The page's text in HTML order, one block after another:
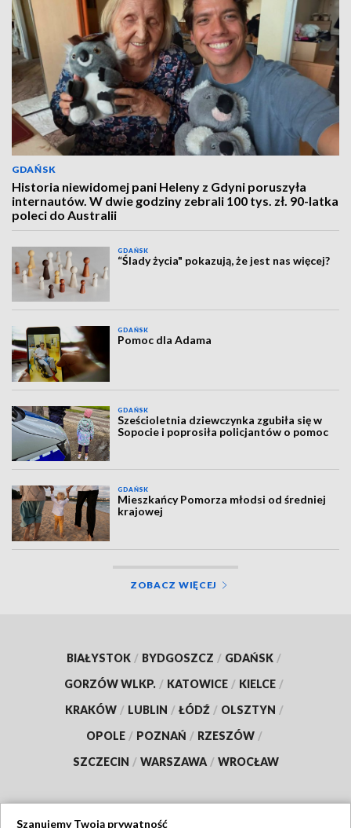
GDAŃSK
Historia niewidomej pani Heleny z Gdyni poruszyła
internautów. W dwie godziny zebrali 100 tys. zł. 90-latka
poleci do Australii
GDAŃSK
“Ślady życia" pokazują, że jest nas więcej?
GDAŃSK
Pomoc dla Adama
GDAŃSK
Sześcioletnia dziewczynka zgubiła się w
Sopocie i poprosiła policjantów o pomoc
GDAŃSK
Mieszkańcy Pomorza młodsi od średniej
krajowej
ZOBACZ WIĘCEJ
BIAŁYSTOK / BYDGOSZCZ / GDAŃSK /
GORZÓW WLKP. / KATOWICE / KIELCE /
KRAKÓW / LUBLIN / ŁÓDŹ / OLSZTYN /
OPOLE / POZNAŃ / RZESZÓW /
SZCZECIN / WARSZAWA / WROCŁAW
Szanujemy Twoją prywatność